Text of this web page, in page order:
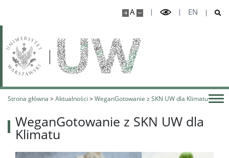
A EN
Strona główna >Aktualności >WeganGotowanie z SKN UW dla Klimatu
WeganGotowanie z SKN UW dla
Klimatu